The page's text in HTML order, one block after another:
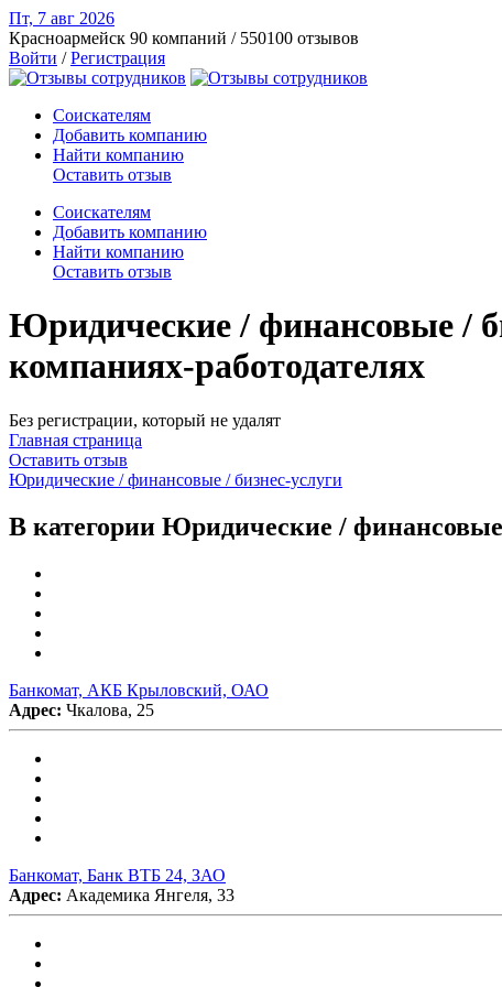
Пт, 7 авг 2026
Красноармейск 90 компаний / 550100 отзывов
Войти /Регистрация
Соискателям
Добавить компанию
Найти компанию
Оставить отзыв
Соискателям
Добавить компанию
Найти компанию
Оставить отзыв
Юридические / финансовые /
компаниях-работодателях
Без регистрации, который не удалят
Главная страница
Оставить отзыв
Юридические / финансовые / бизнес-услуги
В категории Юридические / финансовые
Банкомат, АКБ Крыловский, ОАО
Адрес: Чкалова, 25
Банкомат, Банк ВТБ 24, ЗАО
Адрес: Академика Янгеля, 33